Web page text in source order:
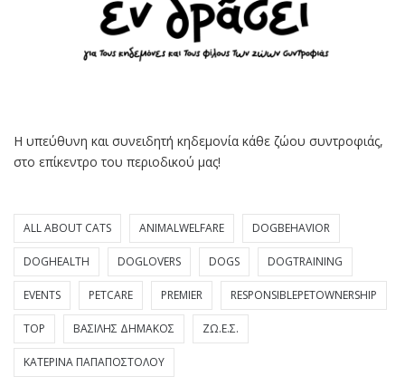
Η υπεύθυνη και συνειδητή κηδεμονία κάθε ζώου συντροφιάς,
στο επίκεντρο του περιοδικού μας!
ALL ABOUT CATS ANIMALWELFARE DOGBEHAVIOR
DOGHEALTH DOGLOVERS DOGS DOGTRAINING
EVENTS PETCARE PREMIER RESPONSIBLEPETOWNERSHIP
TOP ΒΑΣΊΛΗΣ ΔΗΜΆΚΟΣ ΖΩ.Ε.Σ.
ΚΑΤΕΡΊΝΑ ΠΑΠΑΠΟΣΤΌΛΟΥ